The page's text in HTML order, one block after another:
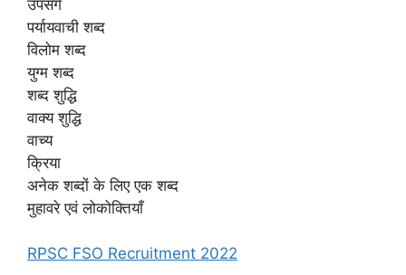
उपसर्ग
पर्यायवाची शब्द
विलोम शब्द
युग्म शब्द
शब्द शुद्धि
वाक्य शुद्धि
वाच्य
क्रिया
अनेक शब्दों के लिए एक शब्द
मुहावरे एवं लोकोक्तियाँ
RPSC FSO Recruitment 2022